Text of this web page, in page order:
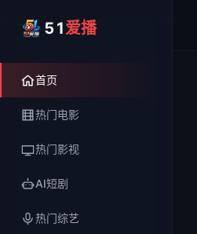
51爱播
首页
热门电影
热门影视
AI短剧
热门综艺